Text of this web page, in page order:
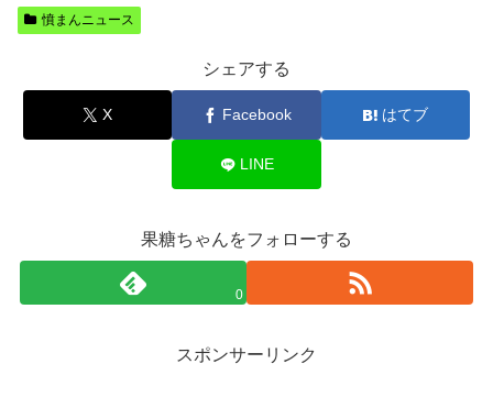
憤まんニュース
シェアする
X Facebook はてブ
LINE
果糖ちゃんをフォローする
0
スポンサーリンク